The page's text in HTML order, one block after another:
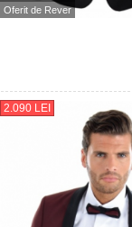
Oferit de Rever
2.090 LEI